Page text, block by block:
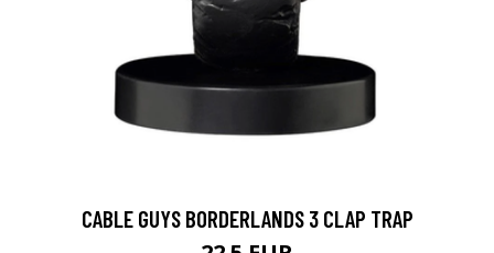
CABLE GUYS BORDERLANDS 3 CLAP TRAP